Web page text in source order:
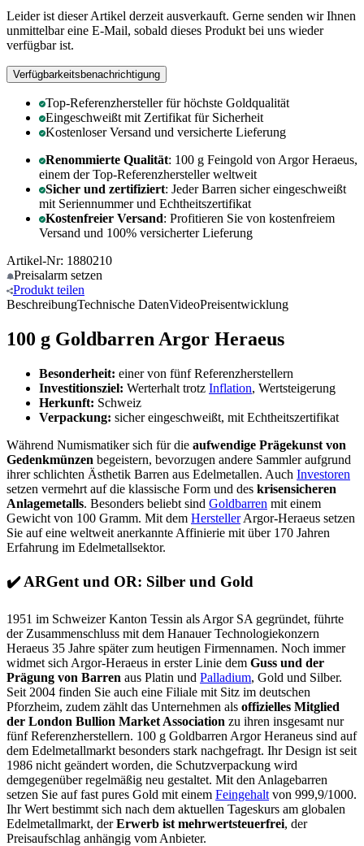
Leider ist dieser Artikel derzeit ausverkauft. Gerne senden wir Ihnen
unmittelbar eine E-Mail, sobald dieses Produkt bei uns wieder
verfügbar ist.
Verfügbarkeitsbenachrichtigung
Top-Referenzhersteller für höchste Goldqualität
Eingeschweißt mit Zertifikat für Sicherheit
Kostenloser Versand und versicherte Lieferung
Renommierte Qualität: 100 g Feingold von Argor Heraeus,
einem der Top-Referenzhersteller weltweit
Sicher und zertifiziert: Jeder Barren sicher eingeschweißt
mit Seriennummer und Echtheitszertifikat
Kostenfreier Versand: Profitieren Sie von kostenfreiem
Versand und 100% versicherter Lieferung
Artikel-Nr: 1880210
Preisalarm setzen
Produkt teilen
BeschreibungTechnische DatenVideoPreisentwicklung
100 g Goldbarren Argor Heraeus
Besonderheit: einer von fünf Referenzherstellern
Investitionsziel: Werterhalt trotz Inflation, Wertsteigerung
Herkunft: Schweiz
Verpackung: sicher eingeschweißt, mit Echtheitszertifikat
Während Numismatiker sich für die aufwendige Prägekunst von
Gedenkmünzen begeistern, bevorzugen andere Sammler aufgrund
ihrer schlichten Ästhetik Barren aus Edelmetallen. Auch Investoren
setzen vermehrt auf die klassische Form und des krisensicheren
Anlagemetalls. Besonders beliebt sind Goldbarren mit einem
Gewicht von 100 Gramm. Mit dem HerstellerArgor-Heraeus setzen
Sie auf eine weltweit anerkannte Affinierie mit über 170 Jahren
Erfahrung im Edelmetallsektor.
✔️ARGent und OR: Silber und Gold
1951 im Schweizer Kanton Tessin als Argor SA gegründet, führte
der Zusammenschluss mit dem Hanauer Technologiekonzern
Heraeus 35 Jahre später zum heutigen Firmennamen. Noch immer
widmet sich Argor-Heraeus in erster Linie dem Guss und der
Prägung von Barren aus Platin und Palladium, Gold und Silber.
Seit 2004 finden Sie auch eine Filiale mit Sitz im deutschen
Pforzheim, zudem zählt das Unternehmen als offizielles Mitglied
der London Bullion Market Association zu ihren insgesamt nur
fünf Referenzherstellern. 100 g Goldbarren Argor Heraneus sind auf
dem Edelmetallmarkt besonders stark nachgefragt. Ihr Design ist seit
1986 nicht geändert worden, die Schutzverpackung wird
demgegenüber regelmäßig neu gestaltet. Mit den Anlagebarren
setzen Sie auf fast pures Gold mit einem Feingehalt von 999,9/1000.
Ihr Wert bestimmt sich nach dem aktuellen Tageskurs am globalen
Edelmetallmarkt, derErwerb ist mehrwertsteuerfrei, der
Preisaufschlag anhängig vom Anbieter.